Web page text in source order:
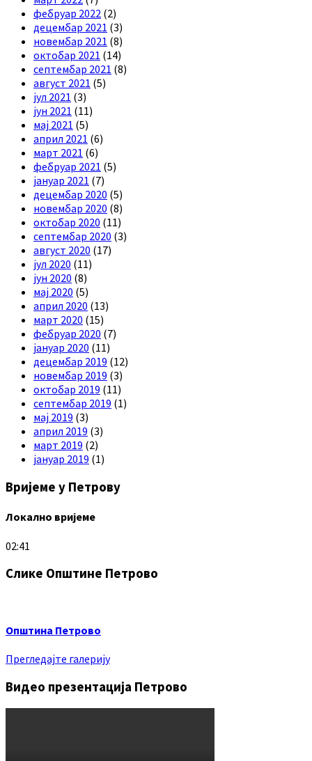
фебруар 2022 (2)
децембар 2021 (3)
новембар 2021 (8)
октобар 2021 (14)
септембар 2021 (8)
август 2021 (5)
јул 2021 (3)
јун 2021 (11)
мај 2021 (5)
април 2021 (6)
март 2021 (6)
фебруар 2021 (5)
јануар 2021 (7)
децембар 2020 (5)
новембар 2020 (8)
октобар 2020 (11)
септембар 2020 (3)
август 2020 (17)
јул 2020 (11)
јун 2020 (8)
мај 2020 (5)
април 2020 (13)
март 2020 (15)
фебруар 2020 (7)
јануар 2020 (11)
децембар 2019 (12)
новембар 2019 (3)
октобар 2019 (11)
септембар 2019 (1)
мај 2019 (3)
април 2019 (3)
март 2019 (2)
јануар 2019 (1)
Вријеме у Петрову
Локално вријеме
02:41
Слике Општине Петрово
Општина Петрово
Прегледајте галерију
Видео презентација Петрово